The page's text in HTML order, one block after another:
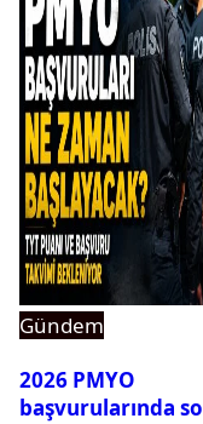
Gündem
2026 PMYO
başvurularında